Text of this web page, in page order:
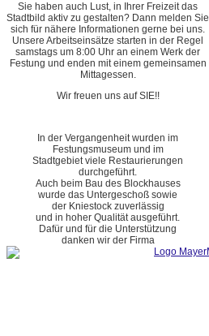
Sie haben auch Lust, in Ihrer Freizeit das
Stadtbild aktiv zu gestalten? Dann melden Sie
sich für nähere Informationen gerne bei uns.
Unsere Arbeitseinsätze starten in der Regel
samstags um 8:00 Uhr an einem Werk der
Festung und enden mit einem gemeinsamen
Mittagessen.
Wir freuen uns auf SIE!!
In der Vergangenheit wurden im
Festungsmuseum und im
Stadtgebiet viele Restaurierungen
durchgeführt.
Auch beim Bau des Blockhauses
wurde das Untergeschoß sowie
der Kniestock zuverlässig
und in hoher Qualität ausgeführt.
Dafür und für die Unterstützung
danken wir der Firma